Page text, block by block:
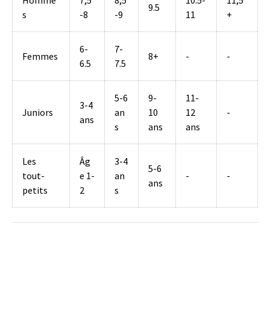
s
-8
-9
9.5
11
+
Femmes
6-
6.5
7-
7.5
8+ - -
Juniors
3-4
ans
5-6
an
s
9-
10
ans
11-
12
ans
-
Les
tout-
petits
Âg
e 1-
2
3-4
an
s
5-6
ans
- -